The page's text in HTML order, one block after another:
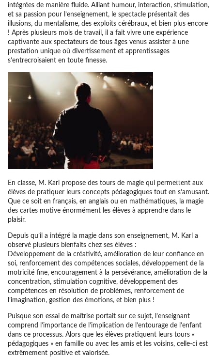
intégrées de manière fluide. Alliant humour, interaction, stimulation,
et sa passion pour l’enseignement, le spectacle présentait des
illusions, du mentalisme, des exploits cérébraux, et bien plus encore
! Après plusieurs mois de travail, il a fait vivre une expérience
captivante aux spectateurs de tous âges venus assister à une
prestation unique où divertissement et apprentissages
s’entrecroisaient en toute finesse.
En classe, M. Karl propose des tours de magie qui permettent aux
élèves de pratiquer leurs concepts pédagogiques tout en s’amusant.
Que ce soit en français, en anglais ou en mathématiques, la magie
des cartes motive énormément les élèves à apprendre dans le
plaisir.
Depuis qu’il a intégré la magie dans son enseignement, M. Karl a
observé plusieurs bienfaits chez ses élèves :
Développement de la créativité, amélioration de leur confiance en
soi, renforcement des compétences sociales, développement de la
motricité fine, encouragement à la persévérance, amélioration de la
concentration, stimulation cognitive, développement des
compétences en résolution de problèmes, renforcement de
l’imagination, gestion des émotions, et bien plus !
Puisque son essai de maîtrise portait sur ce sujet, l’enseignant
comprend l’importance de l’implication de l’entourage de l’enfant
dans ce processus. Alors que les élèves pratiquent leurs tours «
pédagogiques » en famille ou avec les amis et les voisins, celle-ci est
extrêmement positive et valorisée.